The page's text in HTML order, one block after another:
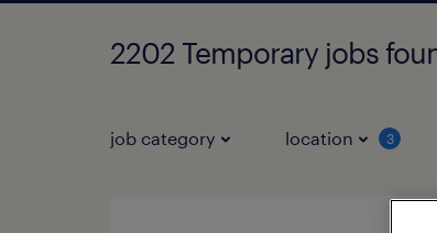
2202 Temporary jobs
job category location 3